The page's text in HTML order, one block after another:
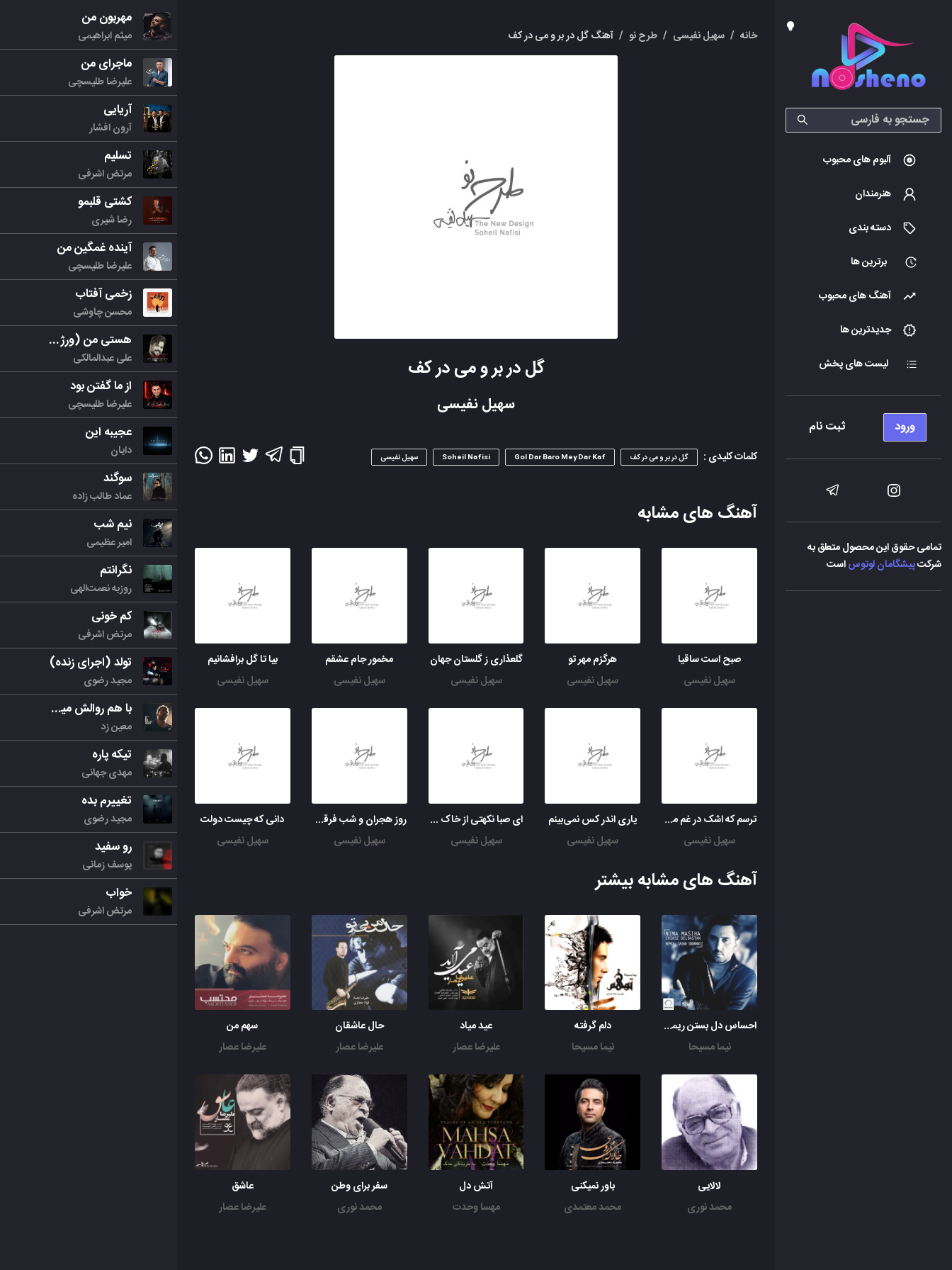
آلبوم های محبوب
هنرمندان
دسته بندی
برترین ها
آهنگ های محبوب
جدیدترین ها
لیست های پخش
ورود ثبت نام
تمامی حقوق این محصول متعلق به
شرکتپیشگامان لوتوساست
خانه / سهیل نفیسی / طرح نو / آهنگ گل در بر و می در کف
گل در بر و می در کف
سهیل نفیسی
کلمات کلیدی : گل در بر و می در کف Gol Dar Baro Mey Dar Kaf
Soheil Nafisi سهیل نفیسی
آهنگ های مشابه
صبح است ساقیا
سهیل نفیسی
هرگزم مهر تو
سهیل نفیسی
گلعذاری ز گلستان جهان
سهیل نفیسی
مخمور جام عشقم
سهیل نفیسی
بیا تا گل برافشانیم
سهیل نفیسی
ترسم که اشک در غم ما پرده در شود
سهیل نفیسی
یاری اندر کس نمی‌بینم
سهیل نفیسی
ای صبا نکهتی از خاک ره یار بیار
سهیل نفیسی
روز هجران و شب فرقت یار آخر شد
سهیل نفیسی
دانی که چیست دولت
سهیل نفیسی
آهنگ های مشابه بیشتر
احساس دل بستن ریمیکس
نیما مسیحا
دلم گرفته
نیما مسیحا
عید میاد
علیرضا عصار
حال عاشقان
علیرضا عصار
سهم من
علیرضا عصار
لالایی
محمد نوری
باور نمیکنی
محمد معتمدی
آتش دل
مهسا وحدت
سفر برای وطن
محمد نوری
عاشق
علیرضا عصار
مهربون من
میثم ابراهیمی
ماجرای من
علیرضا طلیسچی
آریایی
آرون افشار
تسلیم
مرتض اشرفی
کشتی قلبمو
رضا شیری
آینده غمگین من
علیرضا طلیسچی
زخمی آفتاب
محسن چاوشی
هستی من (ورژن جدید)
علی عبدالمالکی
از ما گفتن بود
علیرضا طلیسچی
عجیبه این
دایان
سوگند
عماد طالب زاده
نیم شب
امیر عظیمی
نگرانتم
روزبه نعمت‌الهی
کم خونی
مرتض اشرفی
تولد (اجرای زنده)
مجید رضوی
با هم روالش میکنیم
معین زد
تیکه پاره
مهدی جهانی
تغییرم بده
مجید رضوی
رو سفید
یوسف زمانی
خواب
مرتض اشرفی